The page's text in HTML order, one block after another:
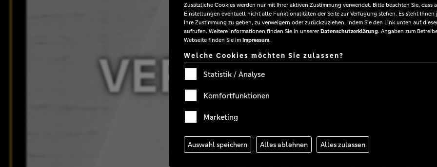
Zusätzliche Cookies werden nur mit Ihrer aktiven Zustimmung verwendet. Bitte beachten Sie, dass
Einstellungen eventuell nicht alle Funktionalitäten der Seite zur Verfügung stehen. Es steht Ihnen
Ihre Zustimmung zu geben, zu verweigern oder zurückzuziehen, indem Sie den Link unten auf
aufrufen. Weitere Informationen finden Sie in unserer Datenschutzerklärung. Angaben zum
Webseite finden Sie im Impressum.
Welche Cookies möchten Sie zulassen?
Statistik / Analyse
Komfortfunktionen
Marketing
Auswahl speichern Alles ablehnen Alles zulassen